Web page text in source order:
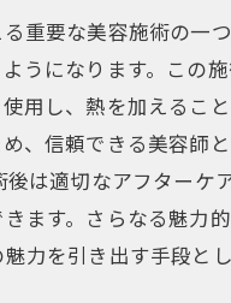
重要な美容施術の一
うになります。この
用し、熱を加えるこ
、信頼できる美容
は適切なアフター
ます。さらなる魅力
力を引き出す手段と